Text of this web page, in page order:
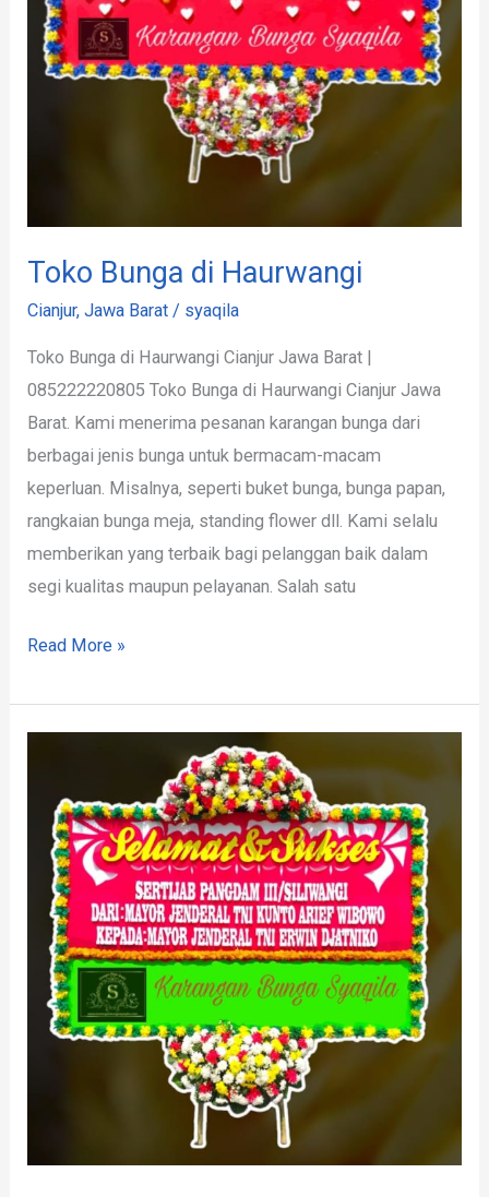
Toko Bunga di Haurwangi
Cianjur,Jawa Barat / syaqila
Toko Bunga di Haurwangi Cianjur Jawa Barat |
085222220805 Toko Bunga di Haurwangi Cianjur Jawa
Barat. Kami menerima pesanan karangan bunga dari
berbagai jenis bunga untuk bermacam-macam
keperluan. Misalnya, seperti buket bunga, bunga papan,
rangkaian bunga meja, standing flower dll. Kami selalu
memberikan yang terbaik bagi pelanggan baik dalam
segi kualitas maupun pelayanan. Salah satu
Read More »
Daerah
Haurwangi